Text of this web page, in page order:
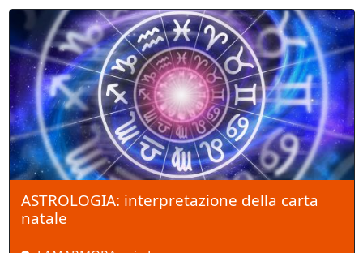
ASTROLOGIA: interpretazione della carta
natale